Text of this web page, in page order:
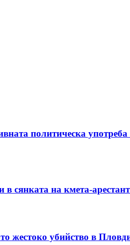
политическа
сянката на кмета-
жестоко убийство в